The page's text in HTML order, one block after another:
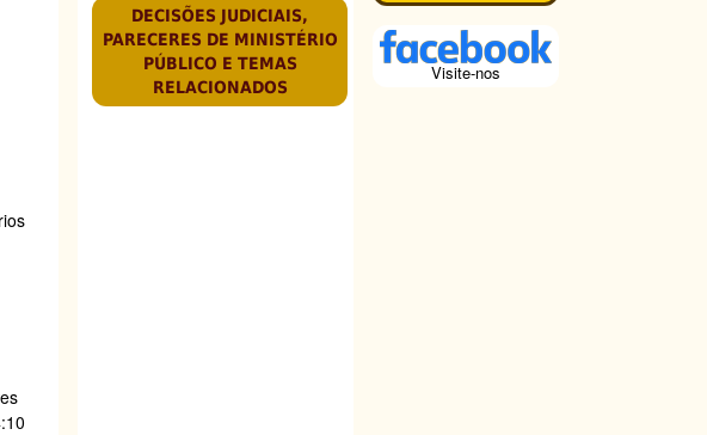
DECISÕES JUDICIAIS,
PARECERES DE MINISTÉRIO
PÚBLICO E TEMAS
RELACIONADOS
Visite-nos